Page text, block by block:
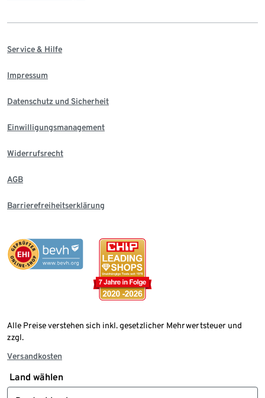
Service & Hilfe
Impressum
Datenschutz und Sicherheit
Einwilligungsmanagement
Widerrufsrecht
AGB
Barrierefreiheitserklärung
Alle Preise verstehen sich inkl. gesetzlicher Mehrwertsteuer und
zzgl.
Versandkosten
Land wählen